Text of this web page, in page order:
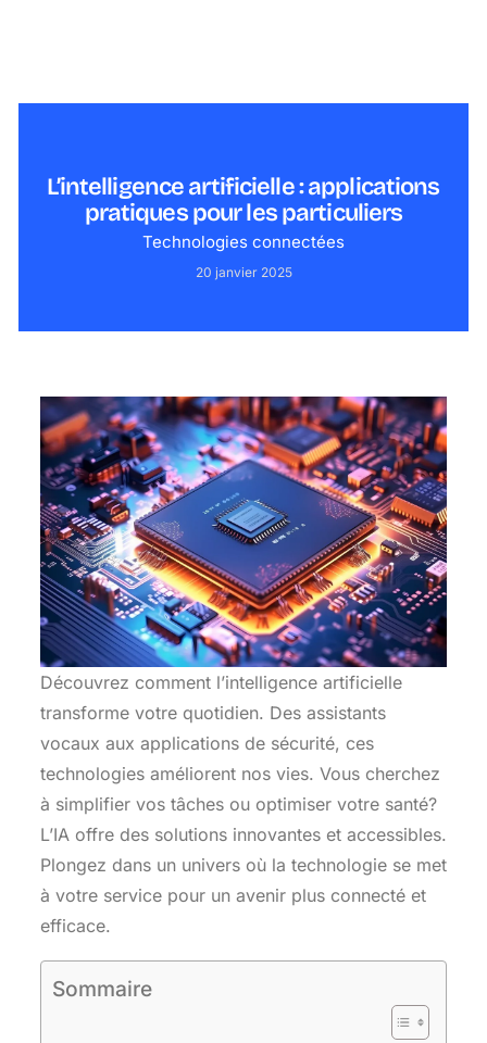
L’intelligence artificielle : applications
pratiques pour les particuliers
Technologies connectées
20 janvier 2025
Découvrez comment l’intelligence artificielle
transforme votre quotidien. Des assistants
vocaux aux applications de sécurité, ces
technologies améliorent nos vies. Vous cherchez
à simplifier vos tâches ou optimiser votre santé?
L’IA offre des solutions innovantes et accessibles.
Plongez dans un univers où la technologie se met
à votre service pour un avenir plus connecté et
efficace.
Sommaire